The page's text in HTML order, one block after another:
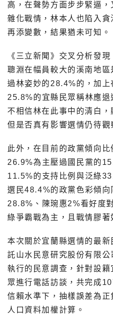
高，在聲勢方面步步緊逼
雜化戰情，林本人也陷入
再添變數，結果猶未可知。
《三立新聞》交叉分析發
聰淵在幅員較大的溪南地
過林姿妙的28.4%的，加上
25.8%的宜縣民眾稱林應
不相信林在此事中的清白，
但是否真有影響選情仍待觀
此外，在目前的政黨傾向
26.9%為主壓過國民黨的
11.5%的支持比例與泛綠
選民48.4%的政黨色彩傾
28.8%、陳琬惠2%看好度
綠爭霸戰為主，且戰情膠著
本次關於宜蘭縣選情的最
託山水民意研究股份有限
執行的民意調查，針對設
眾進行電話訪談，共完成
信賴水準下，抽樣誤差為
人口資料加權計算。